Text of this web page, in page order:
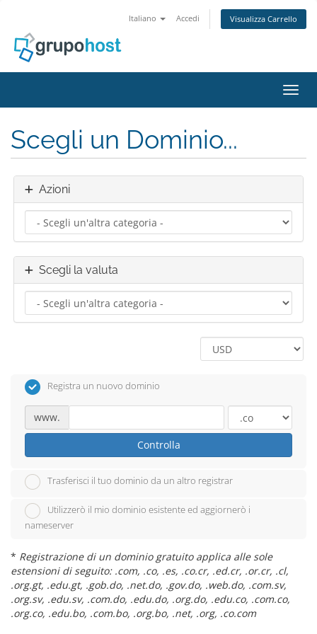
Italiano Accedi Visualizza Carrello
Scegli un Dominio...
Azioni
Scegli la valuta
Registra un nuovo dominio
www.
Controlla
Trasferisci il tuo dominio da un altro registrar
Utilizzerò il mio dominio esistente ed aggiornerò i
nameserver
* Registrazione di un dominio gratuito applica alle sole
estensioni di seguito: .com, .co, .es, .co.cr, .ed.cr, .or.cr, .cl,
.org.gt, .edu.gt, .gob.do, .net.do, .gov.do, .web.do, .com.sv,
.org.sv, .edu.sv, .com.do, .edu.do, .org.do, .edu.co, .com.co,
.org.co, .edu.bo, .com.bo, .org.bo, .net, .org, .co.com